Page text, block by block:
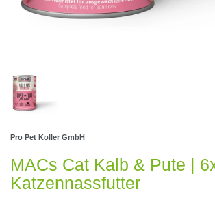
Pro Pet Koller GmbH
MACs Cat Kalb & Pute |
Katzennassfutter